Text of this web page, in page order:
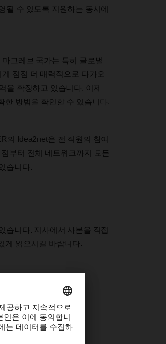
될 수 있도록 지원하는
동시에
마그레브 국가는 특히
글로벌
점점 더 매력적으로 다가오
을 확장하고 있습니다. 이제
한 방법을 확인할 수 있습니다.
의 Idea2net은 전 직원의
참여
부터 전체 네트워크까지
모든
있습니다.
있습니다. 지사에서 사본을 직접
게 읽으시길 바랍니다.